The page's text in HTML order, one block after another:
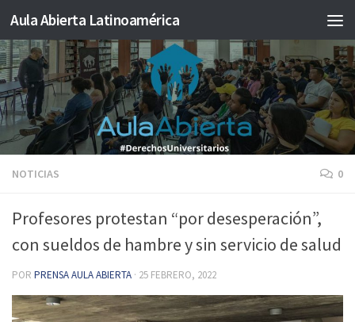
Saltar al contenido
Aula Abierta Latinoamérica
NOTICIAS 0
Profesores protestan “por desesperación”,
con sueldos de hambre y sin servicio de salud
POR PRENSA AULA ABIERTA · 25 FEBRERO, 2022